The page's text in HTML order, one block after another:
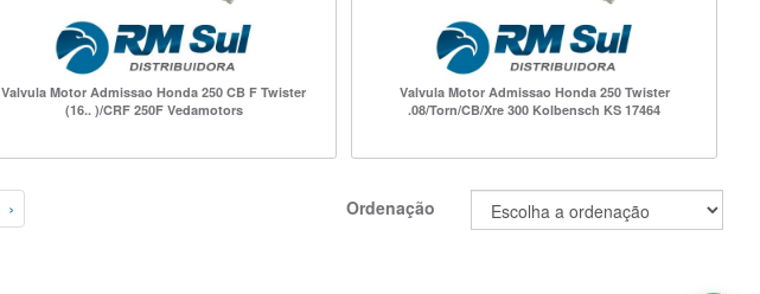
Valvula Motor Admissao Honda 250 CB F Twister
(16.. )/CRF 250F Vedamotors
Valvula Motor Admissao Honda 250 Twister
.08/Torn/CB/Xre 300 Kolbensch KS 17464
› Ordenação